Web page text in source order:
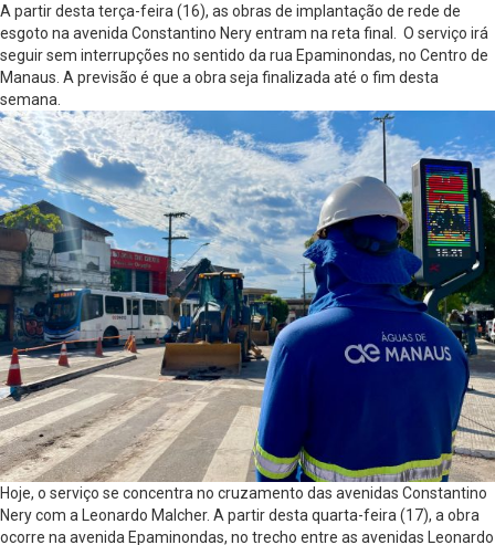
A partir desta terça-feira (16), as obras de implantação de rede de
esgoto na avenida Constantino Nery entram na reta final. O serviço irá
seguir sem interrupções no sentido da rua Epaminondas, no Centro de
Manaus. A previsão é que a obra seja finalizada até o fim desta
semana.
Hoje, o serviço se concentra no cruzamento das avenidas Constantino
Nery com a Leonardo Malcher. A partir desta quarta-feira (17), a obra
ocorre na avenida Epaminondas, no trecho entre as avenidas Leonardo